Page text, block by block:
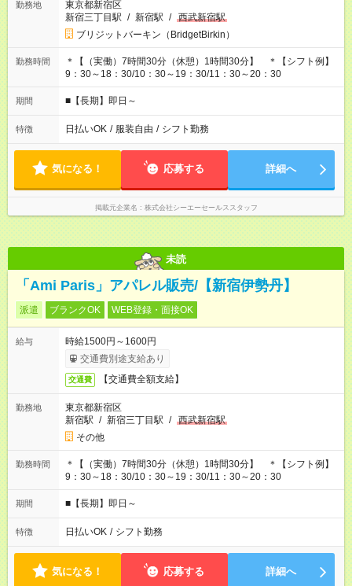
勤務地
東京都新宿区
新宿三丁目駅 / 新宿駅 / 西武新宿駅
ブリジットバーキン（BridgetBirkin）
勤務時間
＊【（実働）7時間30分（休憩）1時間30分】 ＊【シフト例】
9：30～18：30/10：30～19：30/11：30～20：30
期間 ■【長期】即日～
特徴 日払いOK / 服装自由 / シフト勤務
気になる！ 応募する 詳細へ
掲載元企業名 株式会社シーエーセールススタッフ
未読
「Ami Paris」アパレル販売/【新宿伊勢丹】
派遣 ブランクOK WEB登録・面接OK
給与
時給1500円～1600円
交通費別途支給あり
交通費 【交通費全額支給】
勤務地
東京都新宿区
新宿駅 / 新宿三丁目駅 / 西武新宿駅
その他
勤務時間
＊【（実働）7時間30分（休憩）1時間30分】 ＊【シフト例】
9：30～18：30/10：30～19：30/11：30～20：30
期間 ■【長期】即日～
特徴 日払いOK / シフト勤務
気になる！ 応募する 詳細へ